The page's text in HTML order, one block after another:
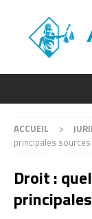
ACCUEIL
principales sources
Droit :